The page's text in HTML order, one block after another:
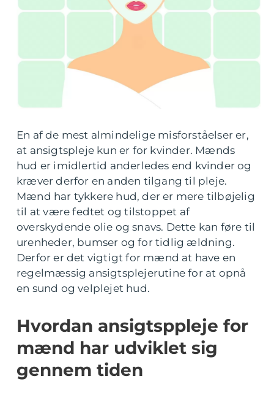
En af de mest almindelige misforståelser er,
at ansigtspleje kun er for kvinder. Mænds
hud er imidlertid anderledes end kvinder og
kræver derfor en anden tilgang til pleje.
Mænd har tykkere hud, der er mere tilbøjelig
til at være fedtet og tilstoppet af
overskydende olie og snavs. Dette kan føre til
urenheder, bumser og for tidlig ældning.
Derfor er det vigtigt for mænd at have en
regelmæssig ansigtsplejerutine for at opnå
en sund og velplejet hud.
Hvordan ansigtsppleje for
mænd har udviklet sig
gennem tiden